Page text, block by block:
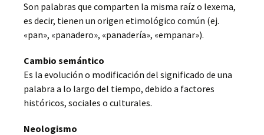
Son palabras que comparten la misma raíz o lexema,
es decir, tienen un origen etimológico común (ej.
«pan», «panadero», «panadería», «empanar»).
Cambio semántico
Es la evolución o modificación del significado de una
palabra a lo largo del tiempo, debido a factores
históricos, sociales o culturales.
Neologismo